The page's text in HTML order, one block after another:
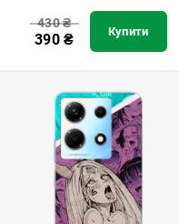
430₴
390₴ Купити